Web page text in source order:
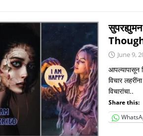
June 9,
आपल्यापासून
विचार
विचारांचा..
Share this: